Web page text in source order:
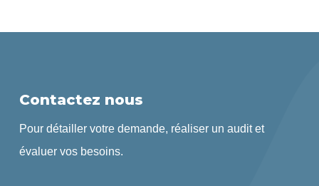
Contactez nous
Pour détailler votre demande, réaliser un audit et
évaluer vos besoins.